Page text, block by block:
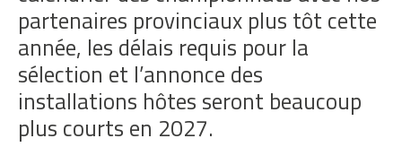
partenaires provinciaux plus tôt cette
année, les délais requis pour la
sélection et l’annonce des
installations hôtes seront beaucoup
plus courts en 2027.